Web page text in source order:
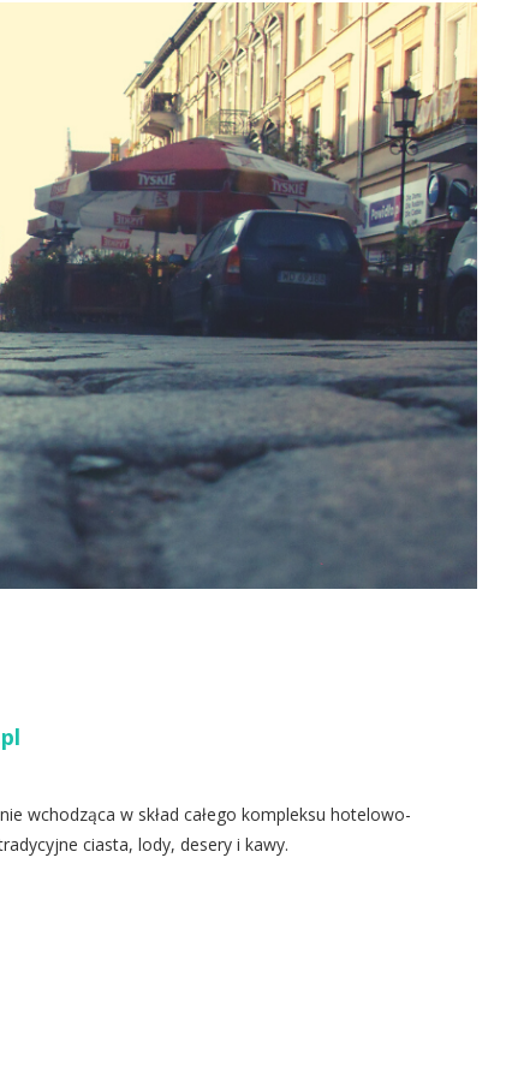
wchodząca w skład całego kompleksu hotelowo-
ciasta, lody, desery i kawy.